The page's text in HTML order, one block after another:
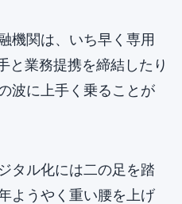
機関は、いち早く専用
と業務提携を締結したり
波に上手く乗ることが
タル化には二の足を踏
ようやく重い腰を上げ